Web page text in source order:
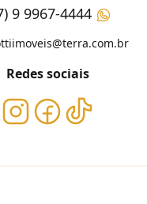
9 9967-4444
Redes sociais